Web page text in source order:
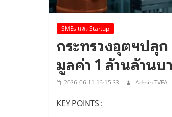
SMEs และ Startup
กระทรวงอุตฯปลุก
มูลค่า 1 ล้านล้านบ
2026-06-11 16:15:33 Admin TVFA
KEY POINTS :